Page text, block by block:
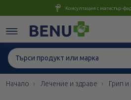
Консултация с магистър-
Начало Лечение и здраве Грип и